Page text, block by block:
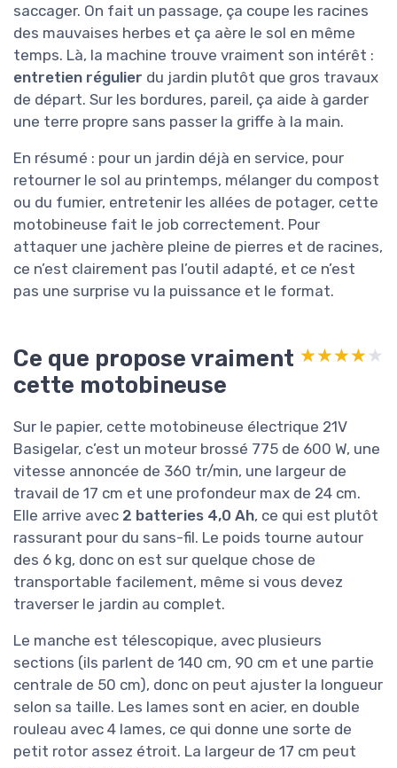
saccager. On fait un passage, ça coupe les racines
des mauvaises herbes et ça aère le sol en même
temps. Là, la machine trouve vraiment son intérêt :
entretien régulier du jardin plutôt que gros travaux
de départ. Sur les bordures, pareil, ça aide à garder
une terre propre sans passer la griffe à la main.
En résumé : pour un jardin déjà en service, pour
retourner le sol au printemps, mélanger du compost
ou du fumier, entretenir les allées de potager, cette
motobineuse fait le job correctement. Pour
attaquer une jachère pleine de pierres et de racines,
ce n’est clairement pas l’outil adapté, et ce n’est
pas une surprise vu la puissance et le format.
Ce que propose vraiment
cette motobineuse
★★★★★
★★★★★
Sur le papier, cette motobineuse électrique 21V
Basigelar, c’est un moteur brossé 775 de 600 W, une
vitesse annoncée de 360 tr/min, une largeur de
travail de 17 cm et une profondeur max de 24 cm.
Elle arrive avec 2 batteries 4,0 Ah, ce qui est plutôt
rassurant pour du sans-fil. Le poids tourne autour
des 6 kg, donc on est sur quelque chose de
transportable facilement, même si vous devez
traverser le jardin au complet.
Le manche est télescopique, avec plusieurs
sections (ils parlent de 140 cm, 90 cm et une partie
centrale de 50 cm), donc on peut ajuster la longueur
selon sa taille. Les lames sont en acier, en double
rouleau avec 4 lames, ce qui donne une sorte de
petit rotor assez étroit. La largeur de 17 cm peut